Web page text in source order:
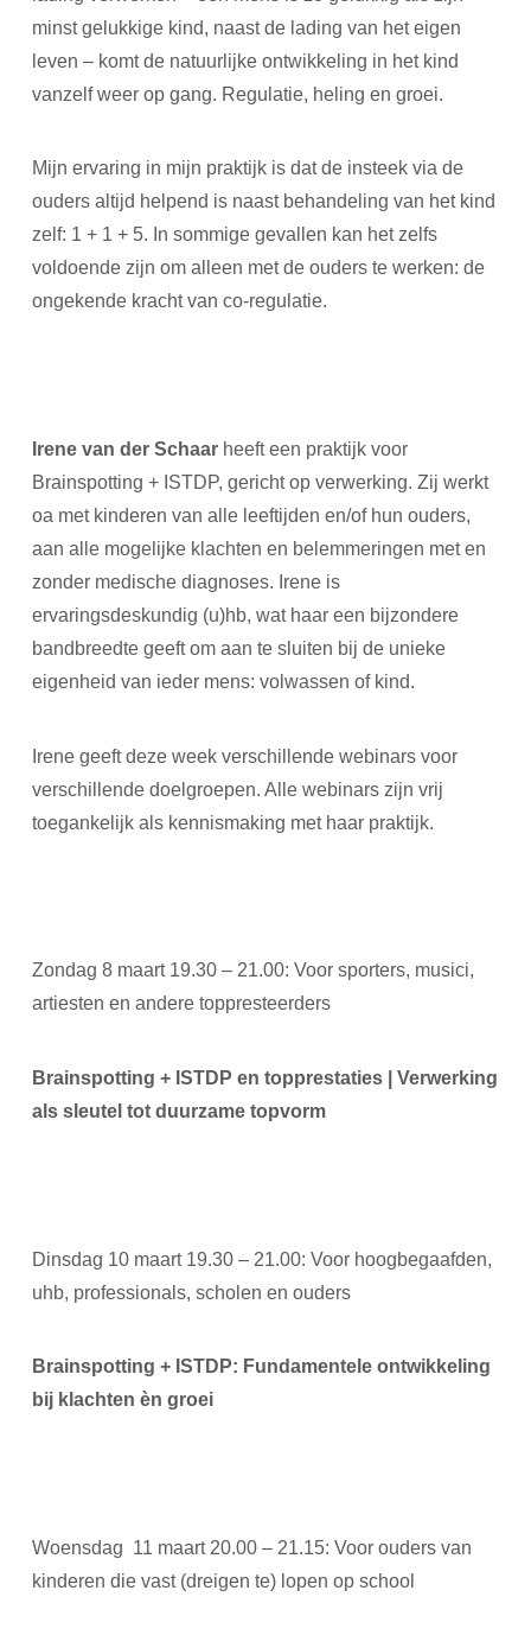
minst gelukkige kind, naast de lading van het eigen
leven – komt de natuurlijke ontwikkeling in het kind
vanzelf weer op gang. Regulatie, heling en groei.
Mijn ervaring in mijn praktijk is dat de insteek via de
ouders altijd helpend is naast behandeling van het kind
zelf: 1 + 1 + 5. In sommige gevallen kan het zelfs
voldoende zijn om alleen met de ouders te werken: de
ongekende kracht van co-regulatie.
Irene van der Schaarheeft een praktijk voor
Brainspotting + ISTDP, gericht op verwerking. Zij werkt
oa met kinderen van alle leeftijden en/of hun ouders,
aan alle mogelijke klachten en belemmeringen met en
zonder medische diagnoses. Irene is
ervaringsdeskundig (u)hb, wat haar een bijzondere
bandbreedte geeft om aan te sluiten bij de unieke
eigenheid van ieder mens: volwassen of kind.
Irene geeft deze week verschillende webinars voor
verschillende doelgroepen. Alle webinars zijn vrij
toegankelijk als kennismaking met haar praktijk.
Zondag 8 maart 19.30 – 21.00: Voor sporters, musici,
artiesten en andere toppresteerders
Brainspotting + ISTDP en topprestaties | Verwerking
als sleutel tot duurzame topvorm
Dinsdag 10 maart 19.30 – 21.00: Voor hoogbegaafden,
uhb, professionals, scholen en ouders
Brainspotting + ISTDP: Fundamentele ontwikkeling
bij klachten èn groei
Woensdag 11 maart 20.00 – 21.15: Voor ouders van
kinderen die vast (dreigen te) lopen op school